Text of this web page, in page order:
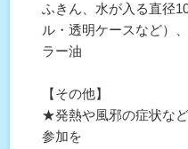
ふきん、水が入る直径
ル・透明ケースなど）、
ラー油
【その他】
★発熱や風邪の症状な
参加を